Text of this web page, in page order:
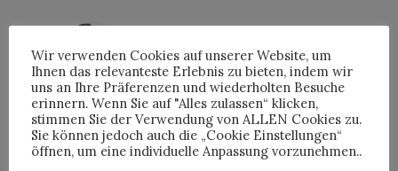
HORST
INTERVIEWS
Wir verwenden Cookies auf unserer Website, um
Ihnen das relevanteste Erlebnis zu bieten, indem wir
uns an Ihre Präferenzen und wiederholten Besuche
erinnern. Wenn Sie auf "Alles zulassen“ klicken,
stimmen Sie der Verwendung von ALLEN Cookies zu.
Sie können jedoch auch die „Cookie Einstellungen“
öffnen, um eine individuelle Anpassung vorzunehmen..